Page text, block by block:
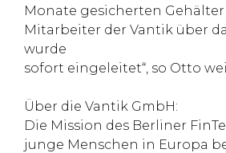
Monate gesicherten
Mitarbeiter der Vantik über
wurde
sofort eingeleitet“, so Otto
Über die Vantik GmbH:
Die Mission des Berliner
junge Menschen in Europa